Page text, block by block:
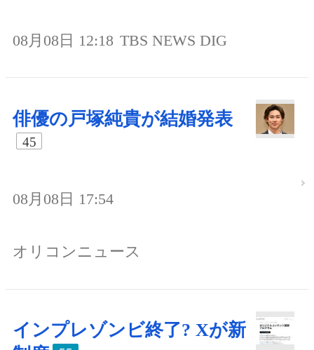
08月08日 12:18 TBS NEWS DIG
俳優の戸塚純貴が結婚発表
45
08月08日 17:54
オリコンニュース
インプレゾンビ終了? Xが新